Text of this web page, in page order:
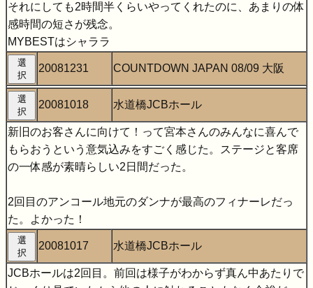
それにしても2時間半くらいやってくれたのに、あまりの体
感時間の短さが残念。
MYBESTはシャララ
選
択
20081231 COUNTDOWN JAPAN 08/09 大阪
選
択
20081018 水道橋JCBホール
新旧のお客さんに向けて！って宮本さんのみんなに喜んで
もらおうという意気込みをすごく感じた。ステージと客席
の一体感が素晴らしい2日間だった。
2回目のアンコール地元のダンナが最高のフィナーレだっ
た。よかった！
選
択
20081017 水道橋JCBホール
JCBホールは2回目。前回は様子がわからず真ん中あたりで